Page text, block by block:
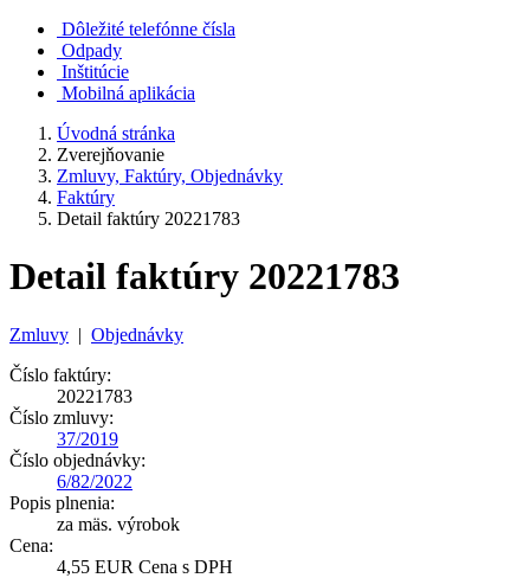
Dôležité telefónne čísla
Odpady
Inštitúcie
Mobilná aplikácia
Úvodná stránka
Zverejňovanie
Zmluvy, Faktúry, Objednávky
Faktúry
Detail faktúry 20221783
Detail faktúry 20221783
Zmluvy | Objednávky
Číslo faktúry:
20221783
Číslo zmluvy:
37/2019
Číslo objednávky:
6/82/2022
Popis plnenia:
za mäs. výrobok
Cena:
4,55 EUR Cena s DPH